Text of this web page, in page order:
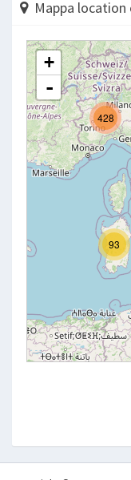
Mappa location